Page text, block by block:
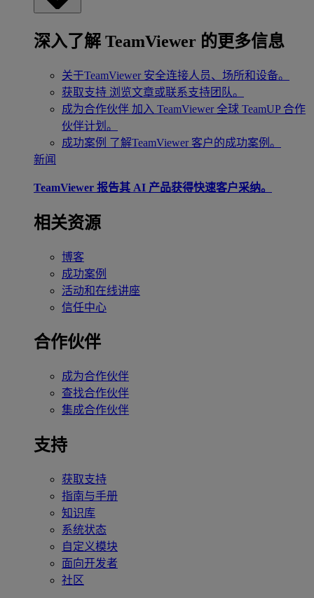
深入了解 TeamViewer 的更多信息
关于TeamViewer 安全连接人员、场所和设备。
获取支持 浏览文章或联系支持团队。
成为合作伙伴 加入 TeamViewer 全球 TeamUP 合作
伙伴计划。
成功案例 了解TeamViewer 客户的成功案例。
新闻
TeamViewer 报告其 AI 产品获得快速客户采纳。
相关资源
博客
成功案例
活动和在线讲座
信任中心
合作伙伴
成为合作伙伴
查找合作伙伴
集成合作伙伴
支持
获取支持
指南与手册
知识库
系统状态
自定义模块
面向开发者
社区